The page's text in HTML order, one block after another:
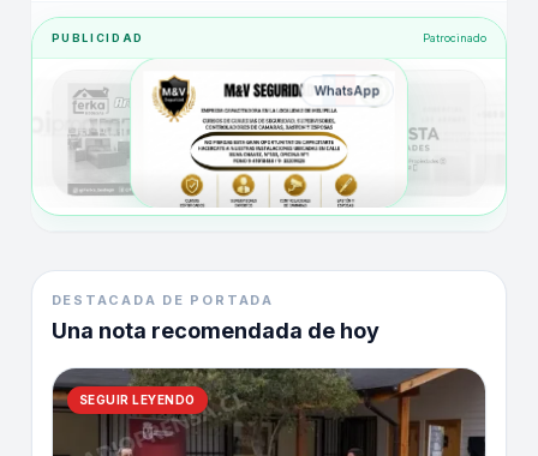
PUBLICIDAD Patrocinado
WhatsApp
DESTACADA DE PORTADA
Una nota recomendada de hoy
SEGUIR LEYENDO